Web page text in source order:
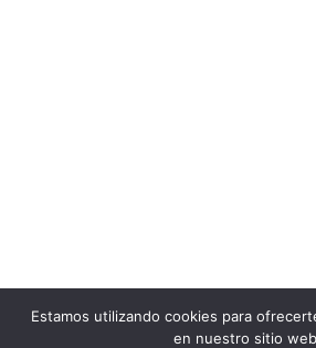
Estamos utilizando cookies para
en nuestro sitio